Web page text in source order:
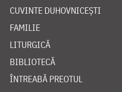
CUVINTE DUHOVNICEȘTI
FAMILIE
LITURGICĂ
BIBLIOTECĂ
ÎNTREABĂ PREOTUL